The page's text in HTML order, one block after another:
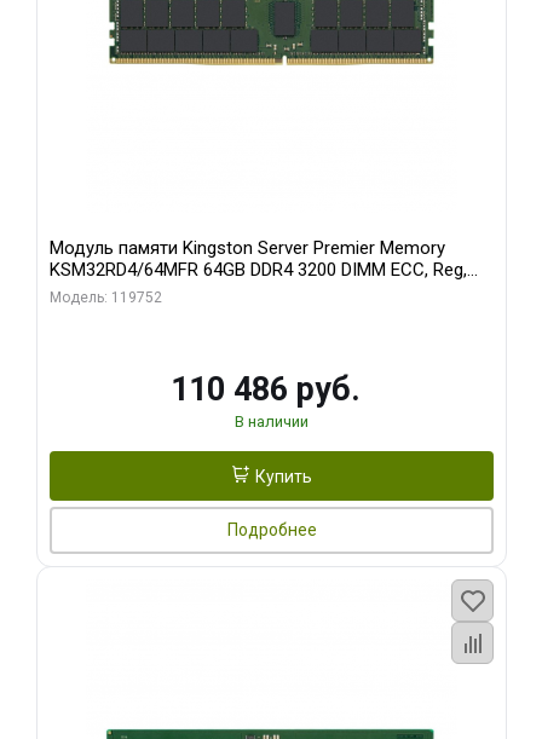
Модуль памяти Kingston Server Premier Memory
KSM32RD4/64MFR 64GB DDR4 3200 DIMM ECC, Reg,
CL22, 1.2V
Модель: 119752
110 486 руб.
В наличии
Купить
Подробнее